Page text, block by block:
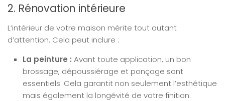
2. Rénovation intérieure
L’intérieur de votre maison mérite tout autant
d’attention. Cela peut inclure :
La peinture : Avant toute application, un bon
brossage, dépoussiérage et ponçage sont
essentiels. Cela garantit non seulement l’esthétique
mais également la longévité de votre finition.